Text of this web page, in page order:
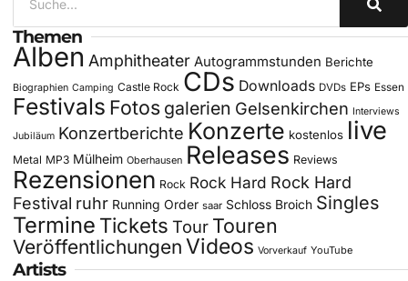
Themen
Alben Amphitheater Autogrammstunden Berichte
Biographien Camping Castle Rock CDs Downloads DVDs EPs Essen
Festivals Fotos galerien Gelsenkirchen Interviews
Jubiläum Konzertberichte Konzerte kostenlos live
Metal MP3 Mülheim Oberhausen Releases Reviews
Rezensionen Rock Rock Hard Rock Hard
Festival ruhr Running Order saar Schloss Broich Singles
Termine Tickets Tour Touren
Veröffentlichungen Videos Vorverkauf YouTube
Artists